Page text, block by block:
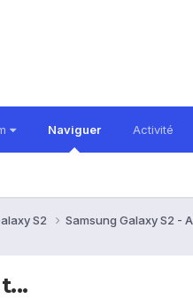
Naviguer Activité
S2 Samsung Galaxy S2 -